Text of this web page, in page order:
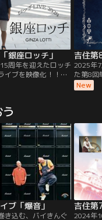
銀座ロッチ」
周年を迎えたロッチ
イブを映像化！！
座 時事通信ホール
吉住第
2025年
た第8回
像を完全
New
ブ「爆音」
き込む、バイきんぐ 2024年